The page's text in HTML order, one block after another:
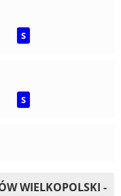
S
S
WIELKOPOLSKI -